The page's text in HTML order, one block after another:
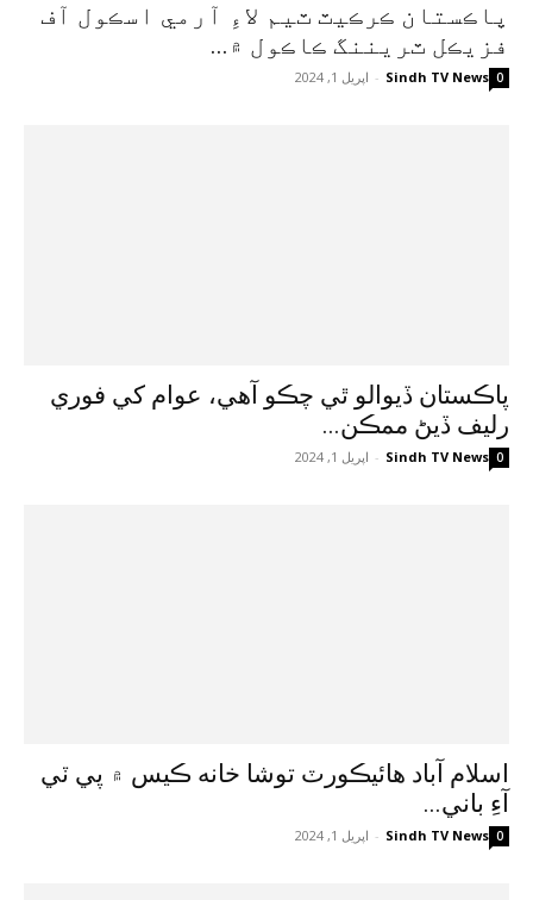
پاڪستان ڪرڪيٽ ٽيم لاءِ آرمي اسڪول آف
فزيڪل ٽريننگ ڪاڪول ۾...
Sindh TV News
- اپريل 1, 2024 0
پاڪستان ڏيوالو ٿي چڪو آهي، عوام کي فوري
رليف ڏيڻ ممڪن...
Sindh TV News
- اپريل 1, 2024 0
اسلام آباد هائيڪورٽ توشا خانه ڪيس ۾ پي ٽي
آءِ باني...
Sindh TV News
- اپريل 1, 2024 0